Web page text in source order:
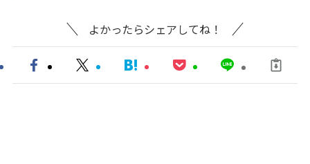
よかったらシェアしてね！